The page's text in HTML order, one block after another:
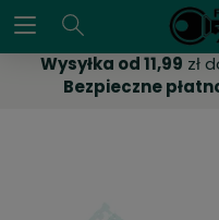
Wysyłka od 11,99 zł
Bezpieczne